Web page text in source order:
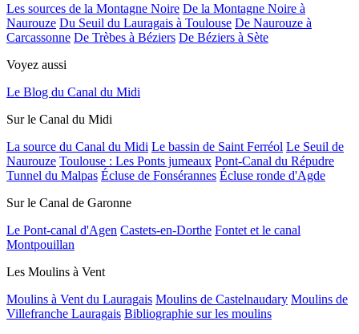
Les sources de la Montagne Noire De la Montagne Noire à
Naurouze Du Seuil du Lauragais à Toulouse De Naurouze à
Carcassonne De Trèbes à Béziers De Béziers à Sète
Voyez aussi
Le Blog du Canal du Midi
Sur le Canal du Midi
La source du Canal du Midi Le bassin de Saint Ferréol Le Seuil de
Naurouze Toulouse : Les Ponts jumeaux Pont-Canal du Répudre
Tunnel du Malpas Écluse de Fonsérannes Écluse ronde d'Agde
Sur le Canal de Garonne
Le Pont-canal d'Agen Castets-en-Dorthe Fontet et le canal
Montpouillan
Les Moulins à Vent
Moulins à Vent du Lauragais Moulins de Castelnaudary Moulins de
Villefranche Lauragais Bibliographie sur les moulins